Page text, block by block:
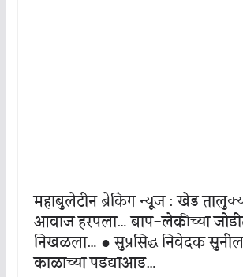
महाबुलेटीन ब्रेकिंग न्यूज : खेड
आवाज हरपला… बाप-लेकीच्या
निखळला… ● सुप्रसिद्ध निवेदक
काळाच्या पडद्याआड…